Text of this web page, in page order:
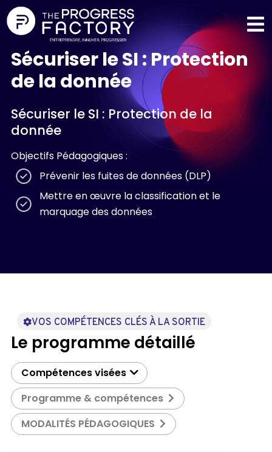
Sécuriser le SI : Protection
de la donnée
Sécuriser le SI : Protection de la
donnée
Objectifs Pédagogiques :
Prévenir les fuites de données (DLP)
Mettre en œuvre la classification et le
marquage des données
VOS COMPÉTENCES CLÉS À LA SORTIE
Le programme détaillé
Compétences visées
Programme & compétences
MODALITÉS PÉDAGOGIQUES